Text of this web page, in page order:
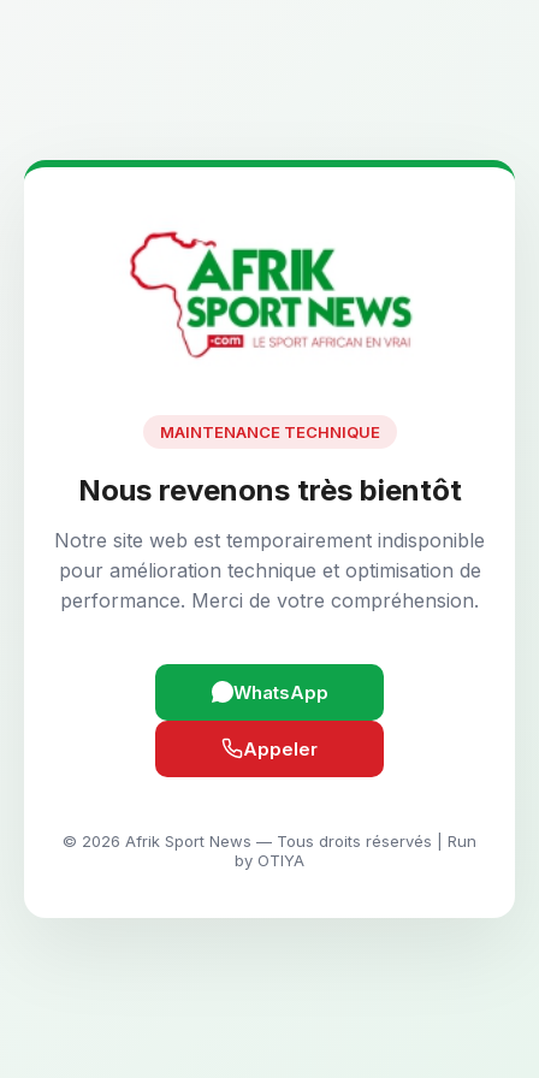
MAINTENANCE TECHNIQUE
Nous revenons très bientôt
Notre site web est temporairement indisponible
pour amélioration technique et optimisation de
performance. Merci de votre compréhension.
WhatsApp
Appeler
© 2026 Afrik Sport News — Tous droits réservés | Run
by OTIYA